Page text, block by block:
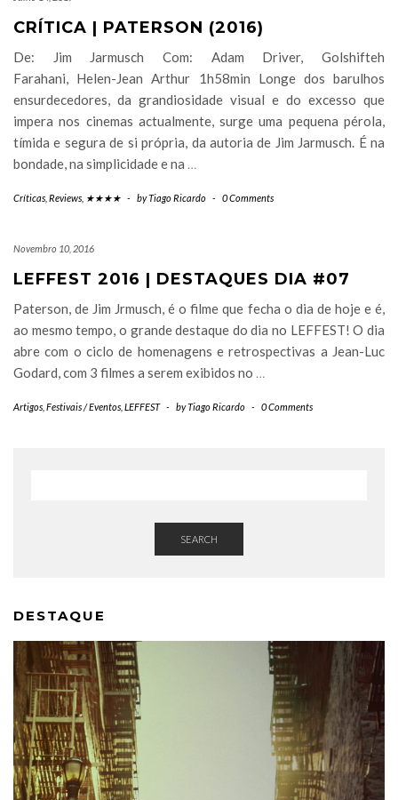
CRÍTICA | PATERSON (2016)
De: Jim Jarmusch Com: Adam Driver, Golshifteh
Farahani, Helen-Jean Arthur 1h58min Longe dos barulhos
ensurdecedores, da grandiosidade visual e do excesso que
impera nos cinemas actualmente, surge uma pequena pérola,
tímida e segura de si própria, da autoria de Jim Jarmusch. É na
bondade, na simplicidade e na …
Críticas Reviews ★★★★ - byTiago Ricardo - 0 Comments
Novembro 10, 2016
LEFFEST 2016 | DESTAQUES DIA #07
Paterson, de Jim Jrmusch, é o filme que fecha o dia de hoje e é,
ao mesmo tempo, o grande destaque do dia no LEFFEST! O dia
abre com o ciclo de homenagens e retrospectivas a Jean-Luc
Godard, com 3 filmes a serem exibidos no …
Artigos Festivais / Eventos LEFFEST - byTiago Ricardo - 0 Comments
SEARCH
DESTAQUE